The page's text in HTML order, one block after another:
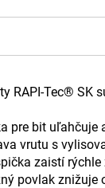
RAPI-Tec® SK
pre bit uľahčuje
vrutu s
zaistí
povlak znižuje